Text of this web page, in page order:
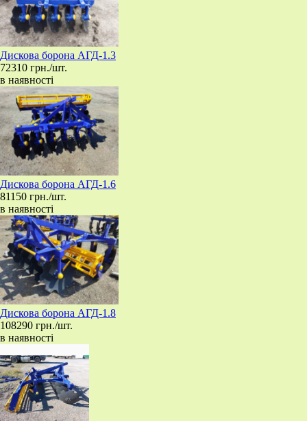
​Дискова борона АГД-1.3
72310 грн./шт.
в наявності
​Дискова борона АГД-1.6
81150 грн./шт.
в наявності
​Дискова борона АГД-1.8
108290 грн./шт.
в наявності